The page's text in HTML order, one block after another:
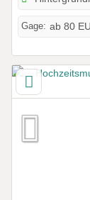
Gage: ab 80